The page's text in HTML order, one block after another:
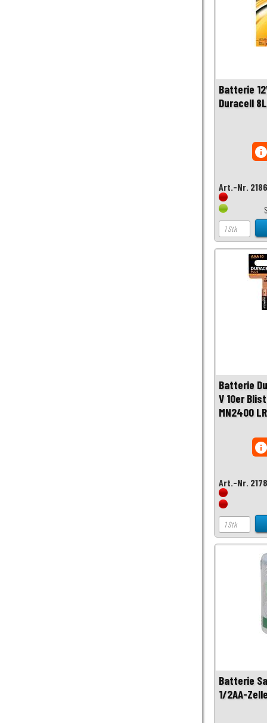
Batterie
Duracell
info
Art.-Nr.
Batterie
V 10er
MN2400
info
Art.-Nr.
Batterie
1/2AA-